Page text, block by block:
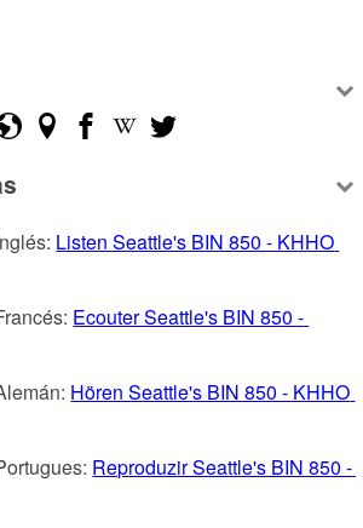
Listen Seattle's BIN 850 - KHHO
Ecouter Seattle's BIN 850 -
Hören Seattle's BIN 850 - KHHO
Reproduzir Seattle's BIN 850 -